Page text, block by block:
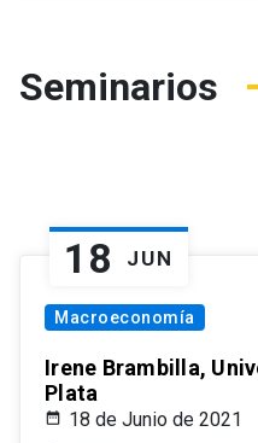
Seminarios
18 JUN
Macroeconomía
Irene Brambilla,
Plata
18 de Junio de 2021